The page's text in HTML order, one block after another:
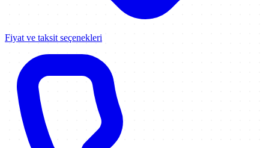
Fiyat ve taksit seçenekleri